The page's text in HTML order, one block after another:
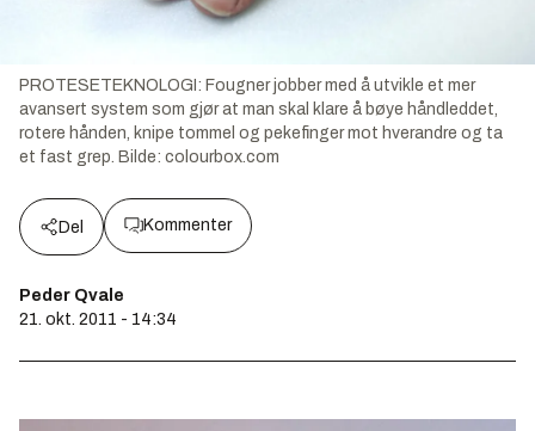
PROTESETEKNOLOGI: Fougner jobber med å utvikle et mer
avansert system som gjør at man skal klare å bøye håndleddet,
rotere hånden, knipe tommel og pekefinger mot hverandre og ta
et fast grep. Bilde: colourbox.com
Del Kommenter
Peder Qvale
21. okt. 2011 - 14:34